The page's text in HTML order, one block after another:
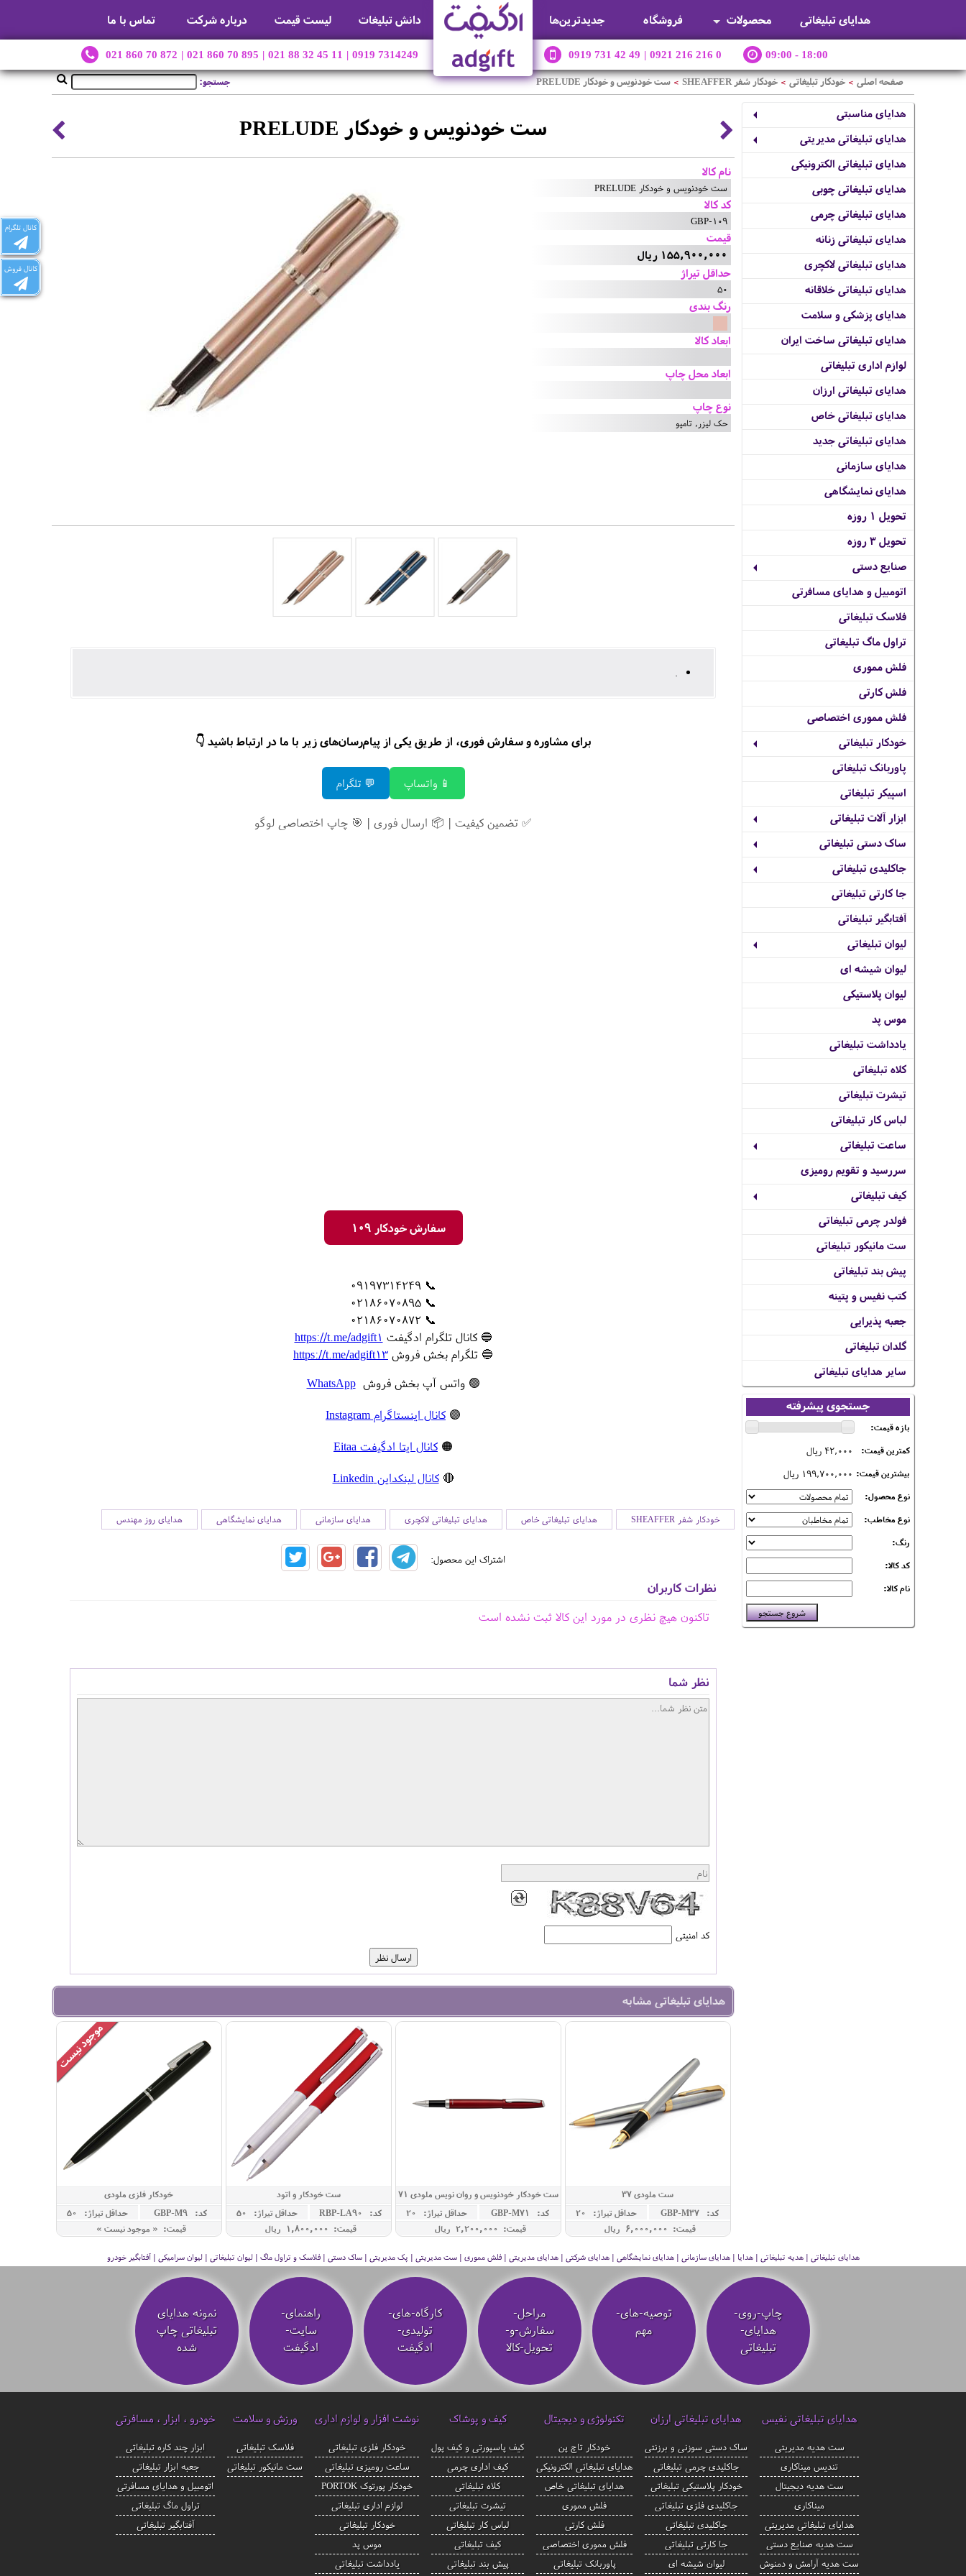
هدایای تبلیغاتی محصولات فروشگاه جديدترين‌ها دانش تبلیغات لیست قیمت درباره شرکت تماس با ما
021 860 70 872 | 021 860 70 895 | 021 88 32 45 11 | 0919 7314249 0919 731 42 49 | 0921 216 216 0 09:00 - 18:00
کانال تلگرام
کانال فروش
جستجو: صفحه اصلی > خودکار تبلیغاتی > خودکار شفر SHEAFFER > ست خودنویس و خودکار PRELUDE
هدایای مناسبتی
هدایای تبلیغاتی مدیریتی
هدایای تبلیغاتی الکترونیکی
هدایای تبلیغاتی چوبی
هدایای تبلیغاتی چرمی
هدایای تبلیغاتی زنانه
هدایای تبلیغاتی لاکچری
هدایای تبلیغاتی خلاقانه
هدایای پزشکی و سلامت
هدایای تبلیغاتی ساخت ایران
لوازم اداری تبلیغاتی
هدایای تبلیغاتی ارزان
هدایای تبلیغاتی خاص
هدایای تبلیغاتی جدید
هدایای سازمانی
هدایای نمایشگاهی
تحویل 1 روزه
تحویل 3 روزه
صنایع دستی
اتومبیل و هدایای مسافرتی
فلاسک تبلیغاتی
تراول ماگ تبلیغاتی
فلش مموری
فلش کارتی
فلش مموری اختصاصی
خودکار تبلیغاتی
پاوربانک تبلیغاتی
اسپیکر تبلیغاتی
ابزار آلات تبلیغاتی
ساک دستی تبلیغاتی
جاکلیدی تبلیغاتی
جا کارتی تبلیغاتی
آفتابگیر تبلیغاتی
لیوان تبلیغاتی
لیوان شیشه ای
لیوان پلاستیکی
موس پد
یادداشت تبلیغاتی
کلاه تبلیغاتی
تیشرت تبلیغاتی
لباس کار تبلیغاتی
ساعت تبلیغاتی
سررسید و تقویم رومیزی
کیف تبلیغاتی
فولدر چرمی تبلیغاتی
ست مانیکور تبلیغاتی
پیش بند تبلیغاتی
کتب نفیس و پتینه
جعبه پذیرایی
گلدان تبلیغاتی
سایر هدایای تبلیغاتی
جستجوی پیشرفته
بازه قیمت:
کمترین قیمت:
42,000 ریال
بیشترین قیمت: 199,700,000 ریال
نوع محصول:
نوع مخاطب:
رنگ:
کد کالا:
نام کالا:
ست خودنویس و خودکار PRELUDE
نام کالا
ست خودنویس و خودکار PRELUDE
کد کالا
GBP-109
قیمت
155,900,000 ریال
حداقل تیراژ
50
رنگ بندی
ابعاد کالا
ابعاد محل چاپ
نوع چاپ
حک لیزر, تامپو
.
برای مشاوره و سفارش فوری، از طریق یکی از پیام‌رسان‌های زیر با ما در ارتباط باشید 👇
📱 واتساپ 💬 تلگرام
✅ تضمین کیفیت | 📦 ارسال فوری | 🎯 چاپ اختصاصی لوگو
سفارش خودکار 109
📞 09197314249
📞 02186070895
📞 02186070872
🔵 کانال تلگرام ادگیفت https://t.me/adgift1
🔵 تلگرام بخش فروش https://t.me/adgift13
🟢 واتس آپ بخش فروشWhatsApp
🟣 کانال اینستاگرام Instagram
🟠 کانال ایتا ادگیفت Eitaa
🔴 کانال لینکداین Linkedin
خودکار شفر SHEAFFER هدایای تبلیغاتی خاص هدایای تبلیغاتی لاکچری هدایای سازمانی هدایای نمایشگاهی هدایای روز مهندس
اشتراک این محصول:
نظرات کاربران
تاکنون هیچ نظری در مورد این کالا ثبت نشده است
نظر شما
کد امنیتی
هدایای تبلیغاتی مشابه
ست ملودی 37
کد: GBP-M37
حداقل تيراژ: 20
قیمت: 6,000,000 ريال
ست خودکار خودنویس و روان نویس ملودی 71
کد: GBP-M71
حداقل تيراژ: 20
قیمت: 2,200,000 ريال
ست خودکار و اتود
کد: RBP-LA90
حداقل تيراژ: 50
قیمت: 1,800,000 ريال
خودکار فلزی ملودی
کد: GBP-M9
حداقل تيراژ: 50
قیمت: « موجود نیست »
هدایای تبلیغاتی | هدیه تبلیغاتی | هدایا | هدایای سازمانی | هدایای نمایشگاهی | هدایای شرکتی | هدایای مدیریتی | فلش مموری | ست مدیریتی | پک مدیریتی | ساک دستی | فلاسک و تراول ماگ | لیوان تبلیغاتی | لیوان سرامیکی | آفتابگیر خودرو
چاپ-روی-
هدایای-
تبلیغاتی
توصیه‌-های-
مهم
مراحل-
سفارش-و-
تحویل-کالا
کارگاه-های-
تولیدی-
ادگیفت
راهنمای-
سایت-
ادگیفت
نمونه هدایای
تبلیغاتی چاپ
شده
هدایای تبلیغاتی نفیس
ست هدیه مدیریتی
تندیس میناکاری
ست هدیه دیجیتال
میناکاری
هدایای تبلیغاتی مدیریتی
ست هدیه صنایع دستی
ست هدیه آرامش و دمنوش
هدایای تبلیغاتی ارزان
ساک دستی سوزنی و برزنتی
جاکلیدی چرمی تبلیغاتی
خودکار پلاستیکی تبلیغاتی
جاکلیدی فلزی تبلیغاتی
جاکلیدی تبلیغاتی
جا کارتی تبلیغاتی
لیوان شیشه ای
تکنولوژی و دیجیتال
خودکار تاچ پن
هدایای تبلیغاتی الکترونیکی
هدایای تبلیغاتی خاص
فلش مموری
فلش کارتی
فلش مموری اختصاصی
پاوربانک تبلیغاتی
کیف و پوشاک
کیف پاسپورتی و کیف پول
کیف اداری چرمی
کلاه تبلیغاتی
تیشرت تبلیغاتی
لباس کار تبلیغاتی
کیف تبلیغاتی
پیش بند تبلیغاتی
نوشت افزار و لوازم اداری
خودکار فلزی تبلیغاتی
ساعت رومیزی تبلیغاتی
خودکار پورتوک PORTOK
لوازم اداری تبلیغاتی
خودکار تبلیغاتی
موس پد
یادداشت تبلیغاتی
ورزش و سلامت
فلاسک تبلیغاتی
ست مانیکور تبلیغاتی
خودرو ، ابزار ، مسافرتی
ابزار چند کاره تبلیغاتی
جعبه ابزار تبلیغاتی
اتومبیل و هدایای مسافرتی
تراول ماگ تبلیغاتی
آفتابگیر تبلیغاتی